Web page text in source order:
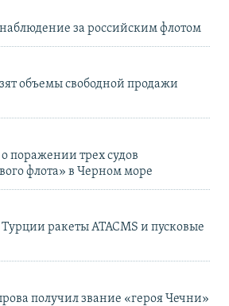
за российским флотом
объемы свободной продажи
поражении трех судов
флота» в Черном море
ракеты ATACMS и пусковые
получил звание «героя Чечни»